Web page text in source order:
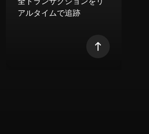
アルタイムで追跡